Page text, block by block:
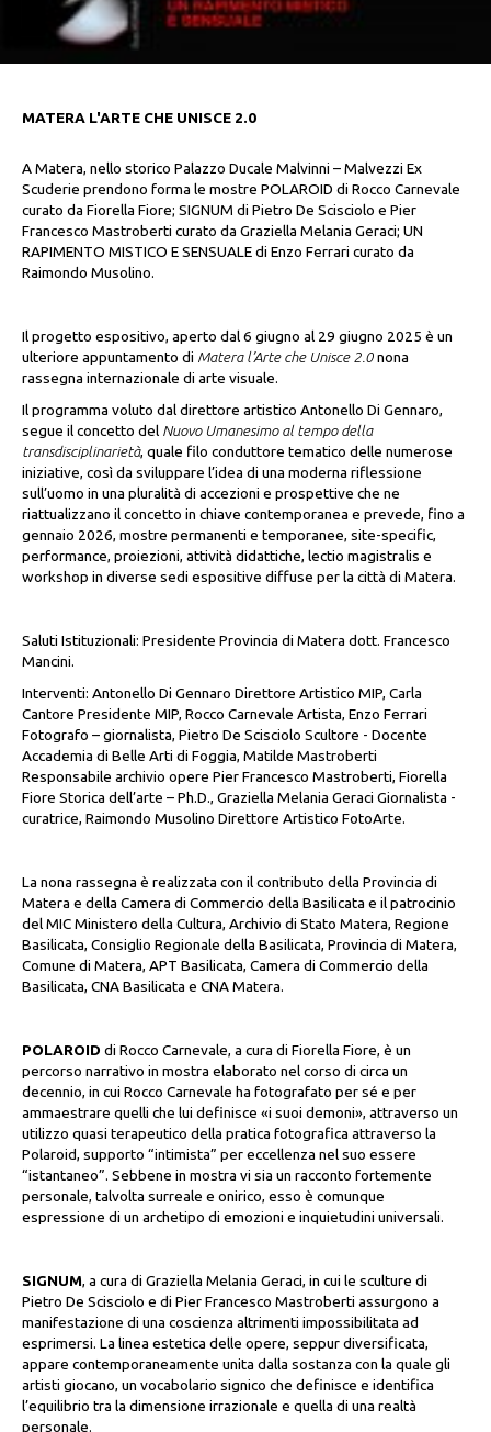
MATERA L'ARTE CHE UNISCE 2.0
A Matera, nello storico Palazzo Ducale Malvinni – Malvezzi Ex
Scuderie prendono forma le mostre POLAROID di Rocco Carnevale
curato da Fiorella Fiore; SIGNUM di Pietro De Scisciolo e Pier
Francesco Mastroberti curato da Graziella Melania Geraci; UN
RAPIMENTO MISTICO E SENSUALE di Enzo Ferrari curato da
Raimondo Musolino.
Il progetto espositivo, aperto dal 6 giugno al 29 giugno 2025 è un
ulteriore appuntamento di Matera l’Arte che Unisce 2.0nona
rassegna internazionale di arte visuale.
Il programma voluto dal direttore artistico Antonello Di Gennaro,
segue il concetto del Nuovo Umanesimo al tempo della
transdisciplinarietà, quale filo conduttore tematico delle numerose
iniziative, così da sviluppare l’idea di una moderna riflessione
sull’uomo in una pluralità di accezioni e prospettive che ne
riattualizzano il concetto in chiave contemporanea e prevede, fino a
gennaio 2026, mostre permanenti e temporanee, site-specific,
performance, proiezioni, attività didattiche, lectio magistralis e
workshop in diverse sedi espositive diffuse per la città di Matera.
Saluti Istituzionali: Presidente Provincia di Matera dott. Francesco
Mancini.
Interventi: Antonello Di Gennaro Direttore Artistico MIP, Carla
Cantore Presidente MIP, Rocco Carnevale Artista, Enzo Ferrari
Fotografo – giornalista, Pietro De Scisciolo Scultore - Docente
Accademia di Belle Arti di Foggia, Matilde Mastroberti
Responsabile archivio opere Pier Francesco Mastroberti, Fiorella
Fiore Storica dell’arte – Ph.D., Graziella Melania Geraci Giornalista -
curatrice, Raimondo Musolino Direttore Artistico FotoArte.
La nona rassegna è realizzata con il contributo della Provincia di
Matera e della Camera di Commercio della Basilicata e il patrocinio
del MIC Ministero della Cultura, Archivio di Stato Matera, Regione
Basilicata, Consiglio Regionale della Basilicata, Provincia di Matera,
Comune di Matera, APT Basilicata, Camera di Commercio della
Basilicata, CNA Basilicata e CNA Matera.
POLAROID di Rocco Carnevale, a cura di Fiorella Fiore, è un
percorso narrativo in mostra elaborato nel corso di circa un
decennio, in cui Rocco Carnevale ha fotografato per sé e per
ammaestrare quelli che lui definisce «i suoi demoni», attraverso un
utilizzo quasi terapeutico della pratica fotografica attraverso la
Polaroid, supporto “intimista” per eccellenza nel suo essere
“istantaneo”. Sebbene in mostra vi sia un racconto fortemente
personale, talvolta surreale e onirico, esso è comunque
espressione di un archetipo di emozioni e inquietudini universali.
SIGNUM, a cura di Graziella Melania Geraci, in cui le sculture di
Pietro De Scisciolo e di Pier Francesco Mastroberti assurgono a
manifestazione di una coscienza altrimenti impossibilitata ad
esprimersi. La linea estetica delle opere, seppur diversificata,
appare contemporaneamente unita dalla sostanza con la quale gli
artisti giocano, un vocabolario signico che definisce e identifica
l’equilibrio tra la dimensione irrazionale e quella di una realtà
personale.